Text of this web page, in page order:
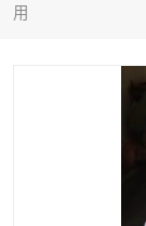
用